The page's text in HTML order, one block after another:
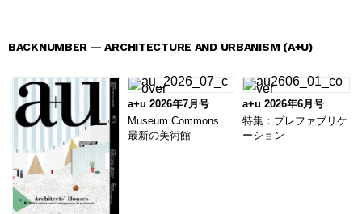
BACKNUMBER — ARCHITECTURE AND URBANISM (A+U)
a+u 2026年7月号
Museum Commons
最新の美術館
a+u 2026年6月号
特集：プレファブリケ
ーション